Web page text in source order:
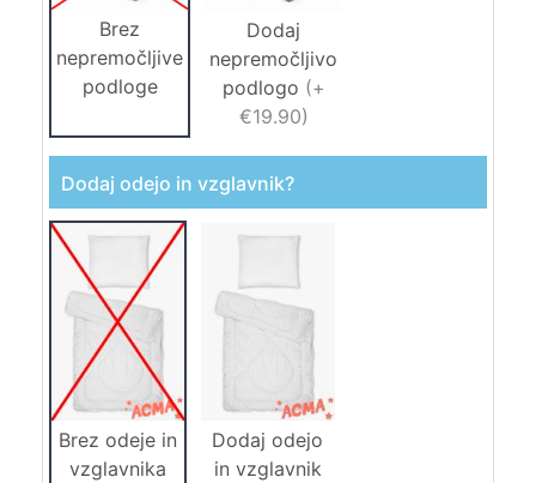
Brez
nepremočljive
podloge
Dodaj
nepremočljivo
podlogo (+
€19.90)
Dodaj odejo in vzglavnik?
Brez odeje in
vzglavnika
Dodaj odejo
in vzglavnik